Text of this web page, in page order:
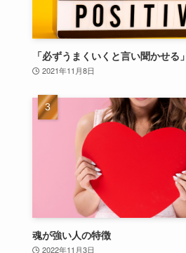
「必ずうまくいくと言い聞かせる」
2021年11月8日
魂が強い人の特徴
2022年11月3日